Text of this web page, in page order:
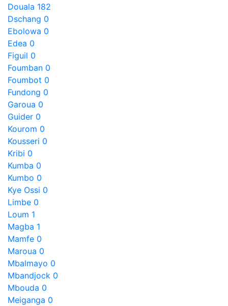
Douala 182
Dschang 0
Ebolowa 0
Edea 0
Figuil 0
Foumban 0
Foumbot 0
Fundong 0
Garoua 0
Guider 0
Kourom 0
Kousseri 0
Kribi 0
Kumba 0
Kumbo 0
Kye Ossi 0
Limbe 0
Loum 1
Magba 1
Mamfe 0
Maroua 0
Mbalmayo 0
Mbandjock 0
Mbouda 0
Meiganga 0